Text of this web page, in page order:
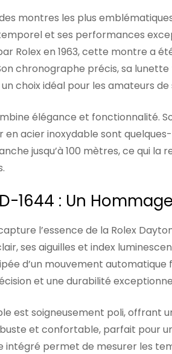
montres les plus
et ses performances
Rolex en 1963, cette montre a
chronographe précis, sa
choix idéal pour les amateurs
élégance et fonctionnalité.
en acier inoxydable sont
jusqu’à 100 mètres, ce qui la
1644 : Un
l’essence de la Rolex
ses aiguilles et index
d’un mouvement
et une durabilité
est soigneusement poli, offrant
et confortable, parfait pour
intégré permet de mesurer les